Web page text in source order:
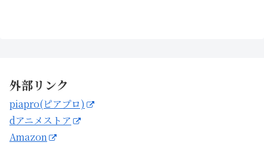
外部リンク
piapro(ピアプロ)
dアニメストア
Amazon